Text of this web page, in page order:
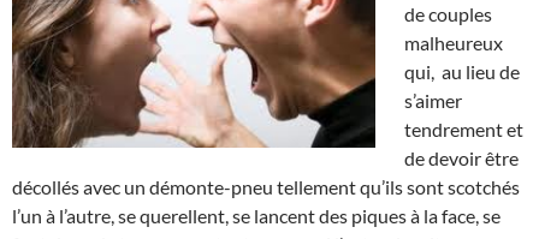
de couples
malheureux
qui, au lieu de
s’aimer
tendrement et
de devoir être
décollés avec un démonte-pneu tellement qu’ils sont scotchés
l’un à l’autre, se querellent, se lancent des piques à la face, se